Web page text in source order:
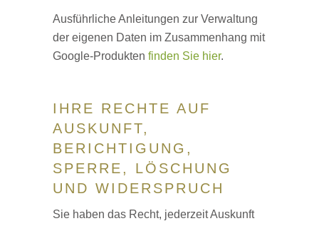
Ausführliche Anleitungen zur Verwaltung
der eigenen Daten im Zusammenhang mit
Google-Produkten finden Sie hier.
IHRE RECHTE AUF
AUSKUNFT,
BERICHTIGUNG,
SPERRE, LÖSCHUNG
UND WIDERSPRUCH
Sie haben das Recht, jederzeit Auskunft